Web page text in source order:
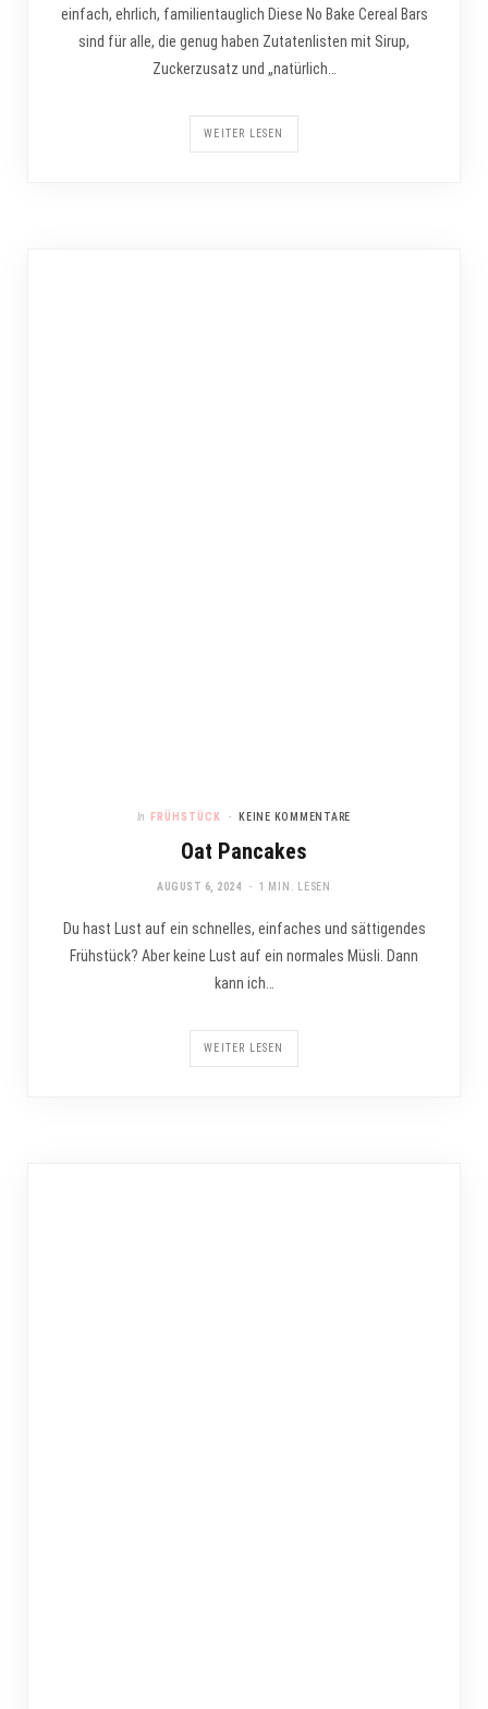
einfach, ehrlich, familientauglich Diese No Bake Cereal Bars
sind für alle, die genug haben Zutatenlisten mit Sirup,
Zuckerzusatz und „natürlich…
WEITER LESEN
In FRÜHSTÜCK KEINE KOMMENTARE
Oat Pancakes
AUGUST 6, 2024 1 MIN. LESEN
Du hast Lust auf ein schnelles, einfaches und sättigendes
Frühstück? Aber keine Lust auf ein normales Müsli. Dann
kann ich…
WEITER LESEN